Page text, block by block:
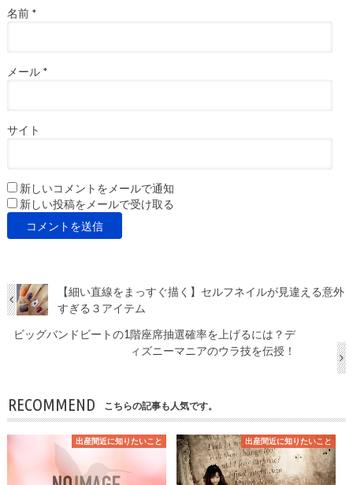
名前 *
メール *
サイト
新しいコメントをメールで通知
新しい投稿をメールで受け取る
【細い直線をまっすぐ描く】セルフネイルが見違える意外
すぎる３アイテム
ビッグバンドビートの1階座席抽選確率を上げるには？デ
ィズニーマニアのウラ技を伝授！
RECOMMEND こちらの記事も人気です。
出産間近に知りたいこと 出産間近に知りたいこと